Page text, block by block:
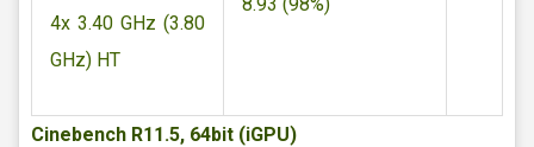
4x 3.40 GHz (3.80
GHz) HT
Cinebench R11.5, 64bit (iGPU)